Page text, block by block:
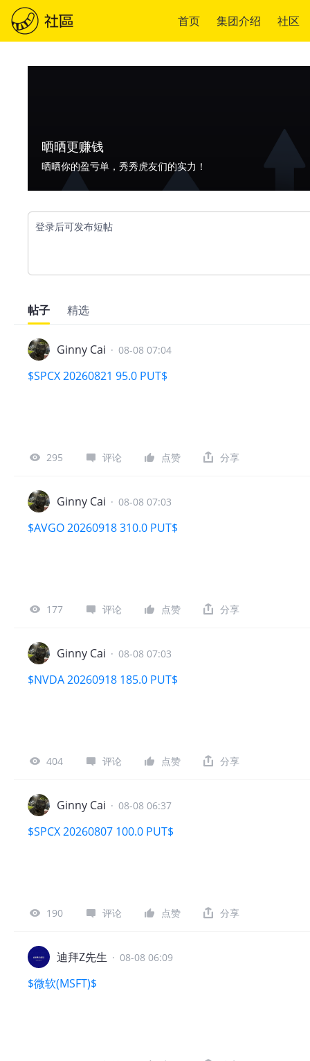
首页 集团介绍 社区
晒晒更赚钱
晒晒你的盈亏单，秀秀虎友们的实力！
登录后可发布短帖
帖子 精选
Ginny Cai · 08-08 07:04
$SPCX 20260821 95.0 PUT$
295 评论 点赞 分享
Ginny Cai · 08-08 07:03
$AVGO 20260918 310.0 PUT$
177 评论 点赞 分享
Ginny Cai · 08-08 07:03
$NVDA 20260918 185.0 PUT$
404 评论 点赞 分享
Ginny Cai · 08-08 06:37
$SPCX 20260807 100.0 PUT$
190 评论 点赞 分享
迪拜Z先生 · 08-08 06:09
$微软(MSFT)$